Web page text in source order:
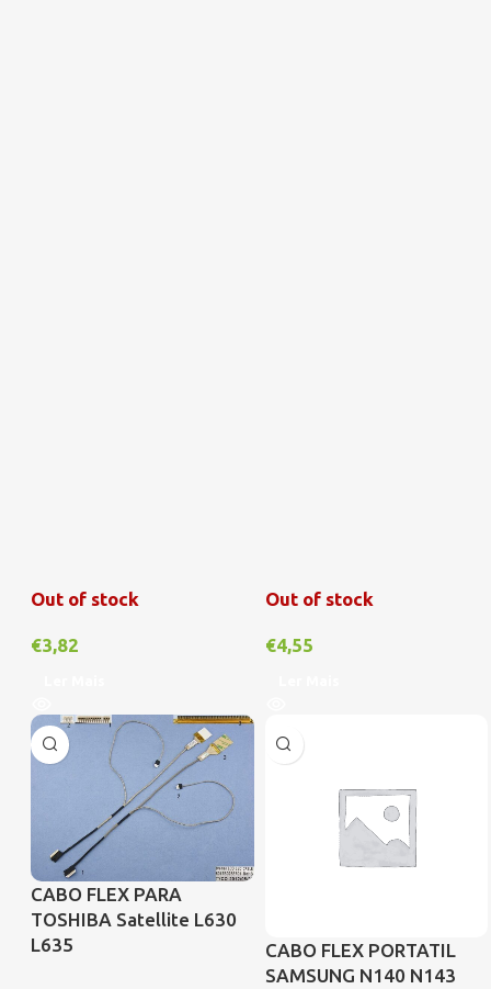
Out of stock
€3,82
Out of stock
€4,55
CABO FLEX PARA
TOSHIBA Satellite L630
L635
CABO FLEX PORTATIL
SAMSUNG N140 N143